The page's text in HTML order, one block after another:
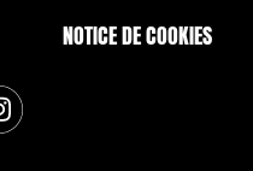
NOTICE DE COOKIES